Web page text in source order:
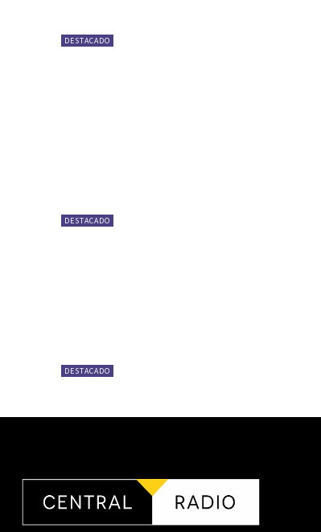
DESTACADO
DESTACADO
DESTACADO